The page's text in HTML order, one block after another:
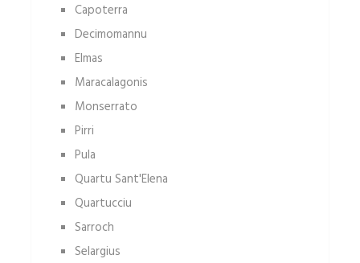
Capoterra
Decimomannu
Elmas
Maracalagonis
Monserrato
Pirri
Pula
Quartu Sant'Elena
Quartucciu
Sarroch
Selargius